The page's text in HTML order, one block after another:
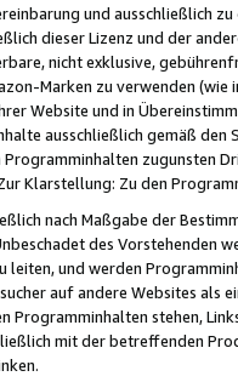
und ausschließlich
dieser Lizenz und der
nicht exklusive,
Marken zu verwenden
Website und in
ausschließlich gemäß
zugunsten
Klarstellung: Zu den
nach Maßgabe der
des Vorstehenden
und werden
auf andere Websites als
Programminhalten stehen,
mit der betreffenden